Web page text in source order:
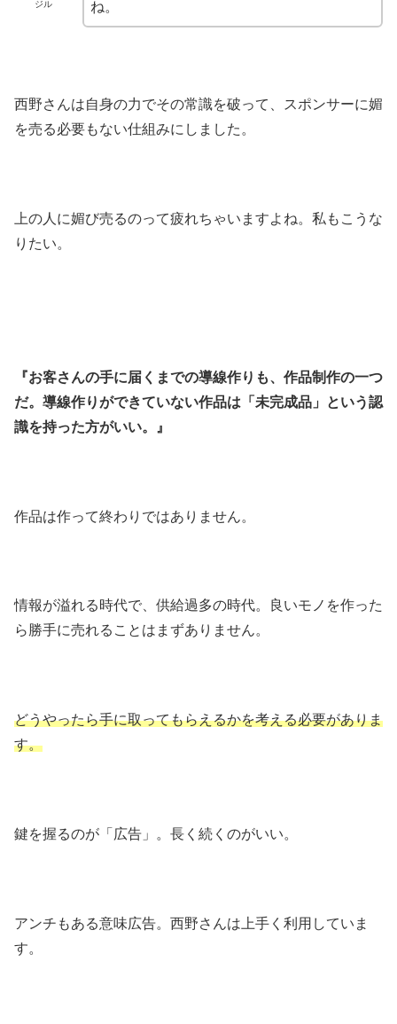
ジル ね。
西野さんは自身の力でその常識を破って、スポンサーに媚
を売る必要もない仕組みにしました。
上の人に媚び売るのって疲れちゃいますよね。私もこうな
りたい。
『お客さんの手に届くまでの導線作りも、作品制作の一つ
だ。導線作りができていない作品は「未完成品」という認
識を持った方がいい。』
作品は作って終わりではありません。
情報が溢れる時代で、供給過多の時代。良いモノを作った
ら勝手に売れることはまずありません。
どうやったら手に取ってもらえるかを考える必要がありま
す。
鍵を握るのが「広告」。長く続くのがいい。
アンチもある意味広告。西野さんは上手く利用していま
す。